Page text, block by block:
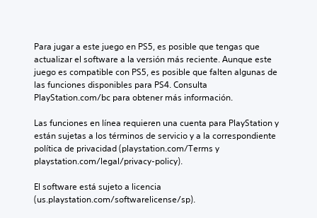
Para jugar a este juego en PS5, es posible que tengas que
actualizar el software a la versión más reciente. Aunque este
juego es compatible con PS5, es posible que falten algunas de
las funciones disponibles para PS4. Consulta
PlayStation.com/bc para obtener más información.
Las funciones en línea requieren una cuenta para PlayStation y
están sujetas a los términos de servicio y a la correspondiente
política de privacidad (playstation.com/Terms y
playstation.com/legal/privacy-policy).
El software está sujeto a licencia
(us.playstation.com/softwarelicense/sp).